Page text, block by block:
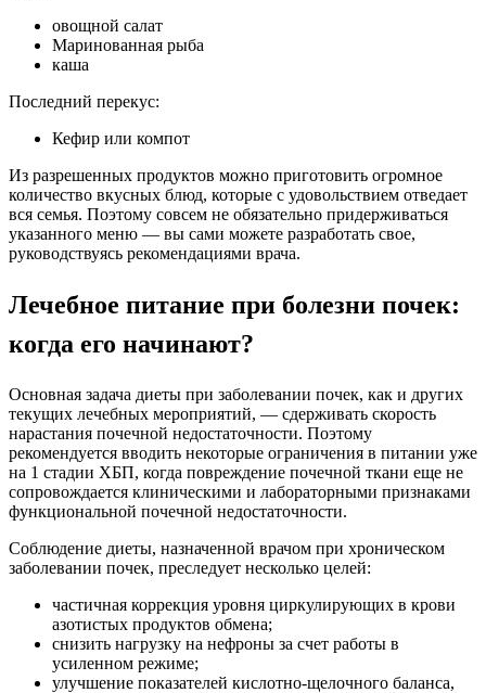
овощной салат
Маринованная рыба
каша
Последний перекус:
Кефир или компот
Из разрешенных продуктов можно приготовить огромное
количество вкусных блюд, которые с удовольствием отведает
вся семья. Поэтому совсем не обязательно придерживаться
указанного меню — вы сами можете разработать свое,
руководствуясь рекомендациями врача.
Лечебное питание при болезни почек:
когда его начинают?
Основная задача диеты при заболевании почек, как и других
текущих лечебных мероприятий, — сдерживать скорость
нарастания почечной недостаточности. Поэтому
рекомендуется вводить некоторые ограничения в питании уже
на 1 стадии ХБП, когда повреждение почечной ткани еще не
сопровождается клиническими и лабораторными признаками
функциональной почечной недостаточности.
Соблюдение диеты, назначенной врачом при хроническом
заболевании почек, преследует несколько целей:
частичная коррекция уровня циркулирующих в крови
азотистых продуктов обмена;
снизить нагрузку на нефроны за счет работы в
усиленном режиме;
улучшение показателей кислотно-щелочного баланса,